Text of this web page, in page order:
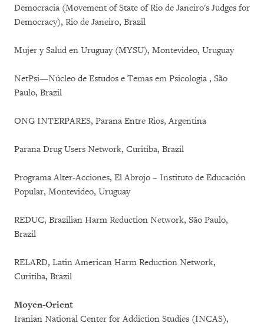
Democracia (Movement of State of Rio de Janeiro's Judges for
Democracy), Rio de Janeiro, Brazil
Mujer y Salud en Uruguay (MYSU), Montevideo, Uruguay
NetPsi—Núcleo de Estudos e Temas em Psicologia , São
Paulo, Brazil
ONG INTERPARES, Parana Entre Rios, Argentina
Parana Drug Users Network, Curitiba, Brazil
Programa Alter-Acciones, El Abrojo – Instituto de Educación
Popular, Montevideo, Uruguay
REDUC, Brazilian Harm Reduction Network, São Paulo,
Brazil
RELARD, Latin American Harm Reduction Network,
Curitiba, Brazil
Moyen-Orient
Iranian National Center for Addiction Studies (INCAS),